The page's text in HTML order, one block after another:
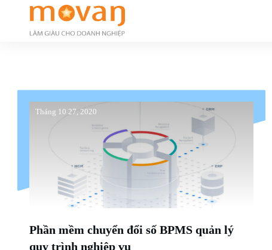
Tháng 10 27, 2020
Phần mềm chuyển đổi số BPMS quản lý
quy trình nghiệp vụ